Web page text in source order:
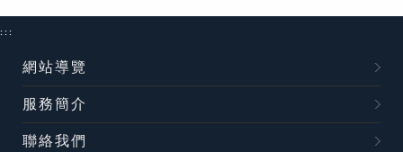
:::
網站導覽
服務簡介
聯絡我們